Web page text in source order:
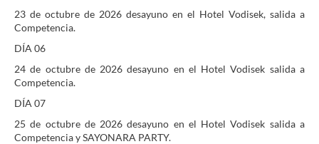
23 de octubre de 2026 desayuno en el Hotel Vodisek, salida a
Competencia.
DÍA 06
24 de octubre de 2026 desayuno en el Hotel Vodisek salida a
Competencia.
DÍA 07
25 de octubre de 2026 desayuno en el Hotel Vodisek salida a
Competencia y SAYONARA PARTY.